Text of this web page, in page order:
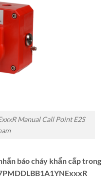
Manual Call Point E2S
báo cháy khẩn cấp trong